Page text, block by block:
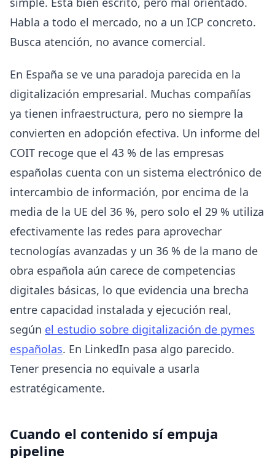
Habla a todo el mercado, no a un ICP concreto.
Busca atención, no avance comercial.
En España se ve una paradoja parecida en la
digitalización empresarial. Muchas compañías
ya tienen infraestructura, pero no siempre la
convierten en adopción efectiva. Un informe del
COIT recoge que el 43 % de las empresas
españolas cuenta con un sistema electrónico de
intercambio de información, por encima de la
media de la UE del 36 %, pero solo el 29 % utiliza
efectivamente las redes para aprovechar
tecnologías avanzadas y un 36 % de la mano de
obra española aún carece de competencias
digitales básicas, lo que evidencia una brecha
entre capacidad instalada y ejecución real,
según el estudio sobre digitalización de pymes
españolas. En LinkedIn pasa algo parecido.
Tener presencia no equivale a usarla
estratégicamente.
Cuando el contenido sí empuja
pipeline